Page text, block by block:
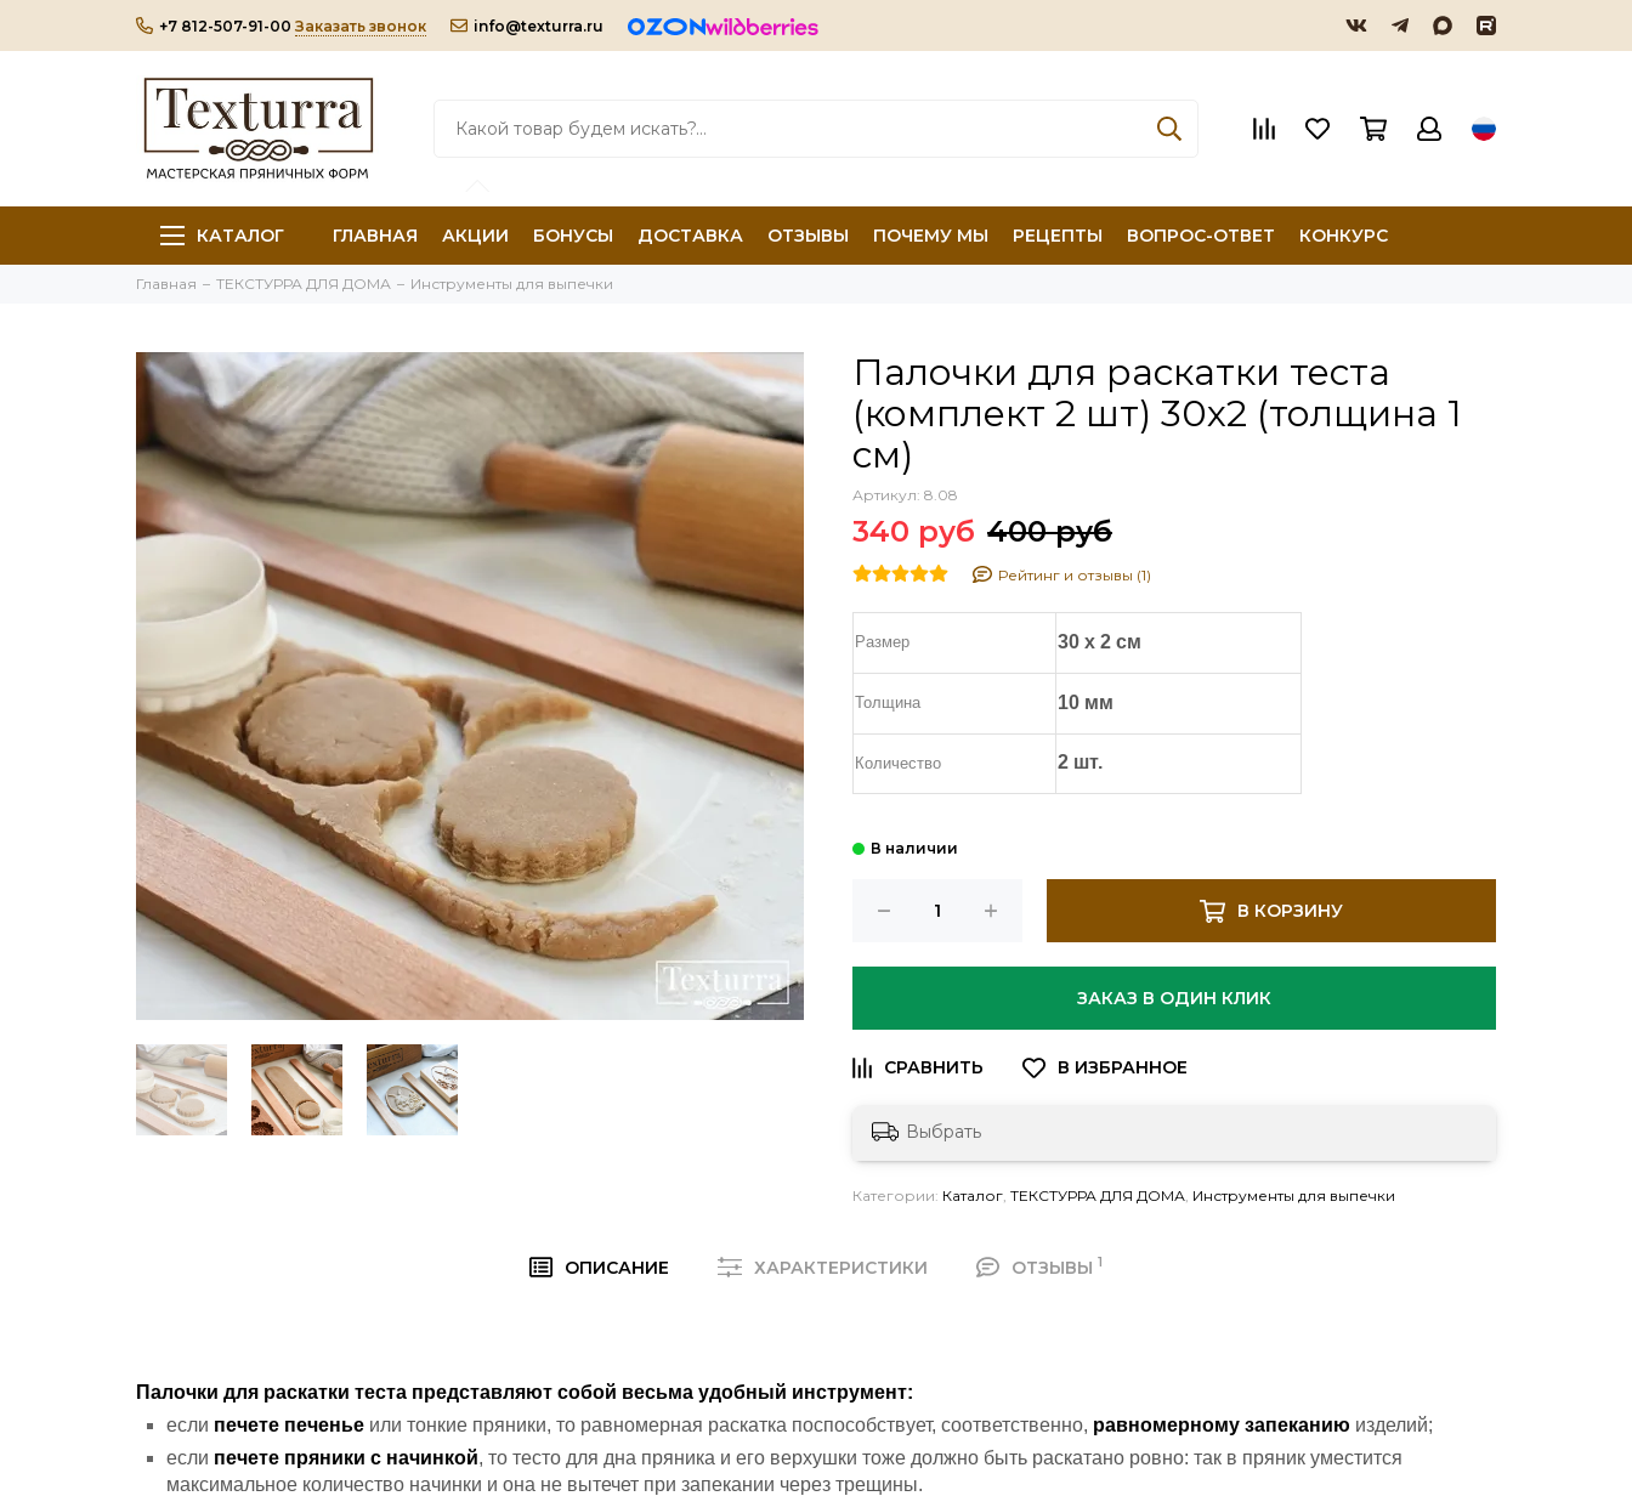
+7 812-507-91-00 Заказать звонок info@texturra.ru
КАТАЛОГ ГЛАВНАЯ АКЦИИ БОНУСЫ ДОСТАВКА ОТЗЫВЫ ПОЧЕМУ МЫ РЕЦЕПТЫ ВОПРОС-ОТВЕТ КОНКУРС
Главная ТЕКСТУРРА ДЛЯ ДОМА Инструменты для выпечки
Палочки для раскатки теста
(комплект 2 шт) 30х2 (толщина 1
см)
Артикул: 8.08
340 руб 400 руб
Рейтинг и отзывы (1)
Размер 30 х 2 см
Толщина 10 мм
Количество 2 шт.
В КОРЗИНУ
ЗАКАЗ В ОДИН КЛИК
Выбрать
Категории: Каталог ТЕКСТУРРА ДЛЯ ДОМА Инструменты для выпечки
ОПИСАНИЕ ХАРАКТЕРИСТИКИ ОТЗЫВЫ 1
Палочки для раскатки теста представляют собой весьма удобный инструмент:
если печете печенье или тонкие пряники, то равномерная раскатка поспособствует, соответственно, равномерному запеканию изделий;
если печете пряники с начинкой, то тесто для дна пряника и его верхушки тоже должно быть раскатано ровно: так в пряник уместится
максимальное количество начинки и она не вытечет при запекании через трещины.